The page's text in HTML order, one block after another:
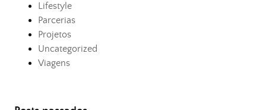
Lifestyle
Parcerias
Projetos
Uncategorized
Viagens